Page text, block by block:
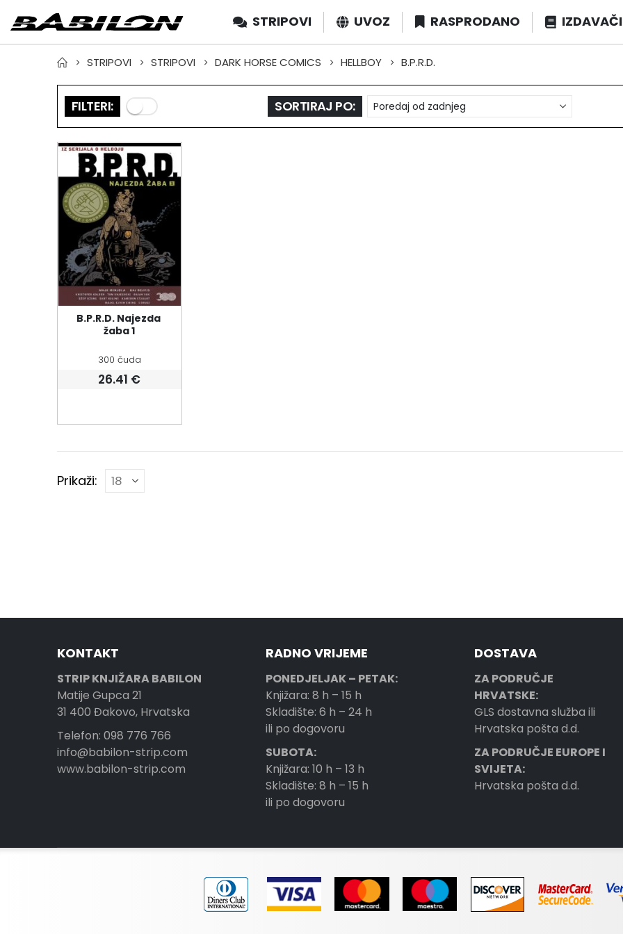
STRIPOVI UVOZ RASPRODANO IZDAVAČI
STRIPOVI STRIPOVI DARK HORSE COMICS HELLBOY B.P.R.D.
FILTERI: SORTIRAJ PO:
B.P.R.D. Najezda
žaba 1
300 čuda
26.41 €
Prikaži:
KONTAKT
STRIP KNJIŽARA BABILON
Matije Gupca 21
31 400 Đakovo, Hrvatska
Telefon: 098 776 766
info@babilon-strip.com
www.babilon-strip.com
RADNO VRIJEME
PONEDJELJAK – PETAK:
Knjižara: 8 h – 15 h
Skladište: 6 h – 24 h
ili po dogovoru
SUBOTA:
Knjižara: 10 h – 13 h
Skladište: 8 h – 15 h
ili po dogovoru
DOSTAVA
ZA PODRUČJE
HRVATSKE:
GLS dostavna služba ili
Hrvatska pošta d.d.
ZA PODRUČJE EUROPE I
SVIJETA:
Hrvatska pošta d.d.